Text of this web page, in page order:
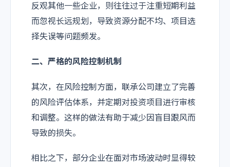
反观其他一些企业，则往往过于注重短期利益
而忽视长远规划，导致资源分配不均、项目选
择失误等问题频发。
二、严格的风险控制机制
其次，在风险控制方面，联承公司建立了完善
的风险评估体系，并定期对投资项目进行审核
和调整。这样的做法有助于减少因盲目跟风而
导致的损失。
相比之下，部分企业在面对市场波动时显得较